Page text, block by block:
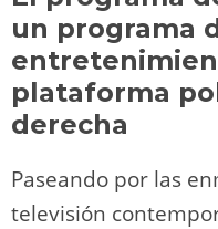
o
n
m p
p
un programa
plataforma
derecha
Paseando por las
televisión